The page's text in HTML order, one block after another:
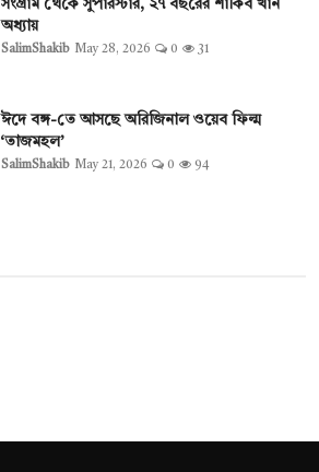
সংগ্রাম থেকে সুপারস্টার, ২৭ বছরের শাকিব খান
অধ্যায়
SalimShakib May 28, 2026 0 31
ঈদে বঙ্গ-তে আসছে অরিজিনাল ওয়েব ফিল্ম
‘তাজমহল’
SalimShakib May 21, 2026 0 94